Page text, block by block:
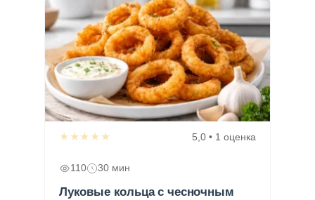
★★★★★ 5,0 • 1 оценка
110 30 мин
Луковые кольца с чесночным